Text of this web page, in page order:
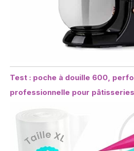
Test : poche à douille 600,
professionnelle pour pâtisseries